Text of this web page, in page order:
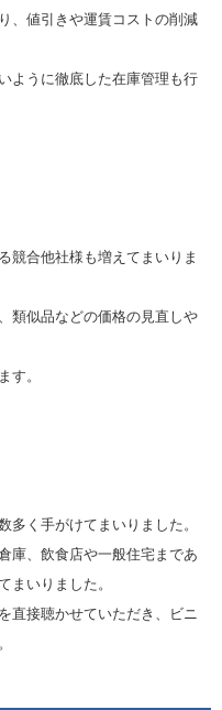
、値引きや運賃コストの削減
ように徹底した在庫管理も行
競合他社様も増えてまいりま
類似品などの価格の見直しや
す。
多く手がけてまいりました。
庫、飲食店や一般住宅まであ
まいりました。
直接聴かせていただき、ビニ